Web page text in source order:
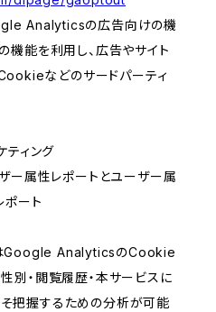
Analyticsの広告向けの機
機能を利用し、広告やサイト
などのサードパーティ
ィング
属性レポートとユーザー属
ポート
はGoogle AnalyticsのCookie
別・閲覧履歴・本サービスに
把握するための分析が可能